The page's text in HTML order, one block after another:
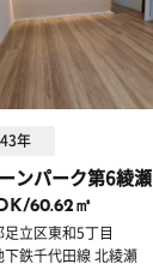
年
ンパーク第6綾瀬
60.62㎡
足立区東和5丁目
下鉄千代田線 北綾瀬